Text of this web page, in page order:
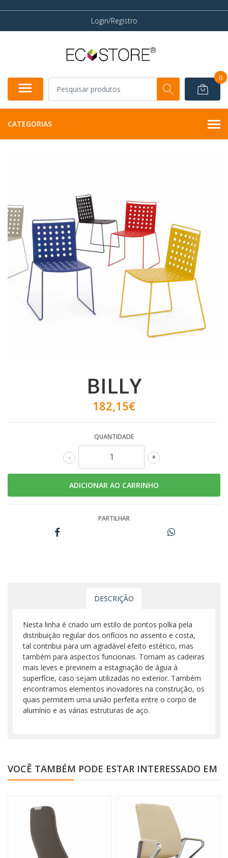
Login/Registro
0
CATEGORIAS
BILLY
182,15€
QUANTIDADE
+
-
PARTILHAR
DESCRIÇÃO
Nesta linha é criado um estilo de pontos polka pela
distribuição regular dos orifícios no assento e costa,
tal contribui para um agradável efeito estético, mas
também para aspectos funcionais. Tornam as cadeiras
mais leves e previnem a estagnação de água à
superfície, caso sejam utilizadas no exterior. Também
encontramos elementos inovadores na construção, os
quais permitem uma união perfeita entre o corpo de
alumínio e as várias estruturas de aço.
VOCÊ TAMBÉM PODE ESTAR INTERESSADO EM